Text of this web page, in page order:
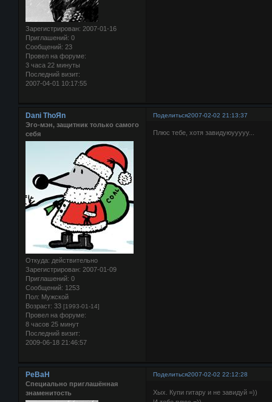
Зарегистрирован: 2007-01-16
Приглашений: 0
Сообщений: 23
Провел на форуме:
3 часа 22 минуты
Последний визит:
2007-04-01 10:17:55
Поделиться2007-02-02 21:13:37
Dani ThoЯn
Эго-мэн, защитник только самого
себя
Откуда: действительно
Зарегистрирован: 2007-01-09
Приглашений: 0
Сообщений: 1253
Пол: Мужской
Возраст: 33 [1993-01-14]
Провел на форуме:
8 часов 25 минут
Последний визит:
2009-06-18 21:46:57
Плюс тебе, хотя завидуюууууу...
Поделиться2007-02-02 22:12:28
PeBaH
Специально приглашённая
знаменитость
Хых. Купи гитару и не завидуй =))